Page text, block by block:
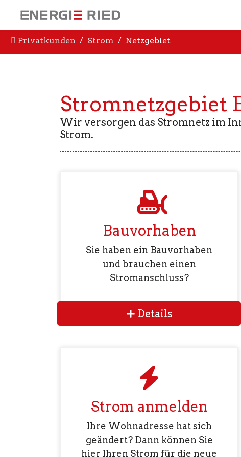
Privatkunden Strom Netzgebiet
Stromnetzgebiet
Wir versorgen das Stromnetz im
Strom.
Bauvorhaben
Sie haben ein Bauvorhaben
und brauchen einen
Stromanschluss?
Details
Strom anmelden
Ihre Wohnadresse hat sich
geändert? Dann können Sie
hier Ihren Strom für die neue